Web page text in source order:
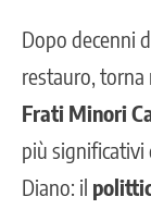
Dopo decenni
restauro, torna
Frati Minori
più significativi
Diano: il